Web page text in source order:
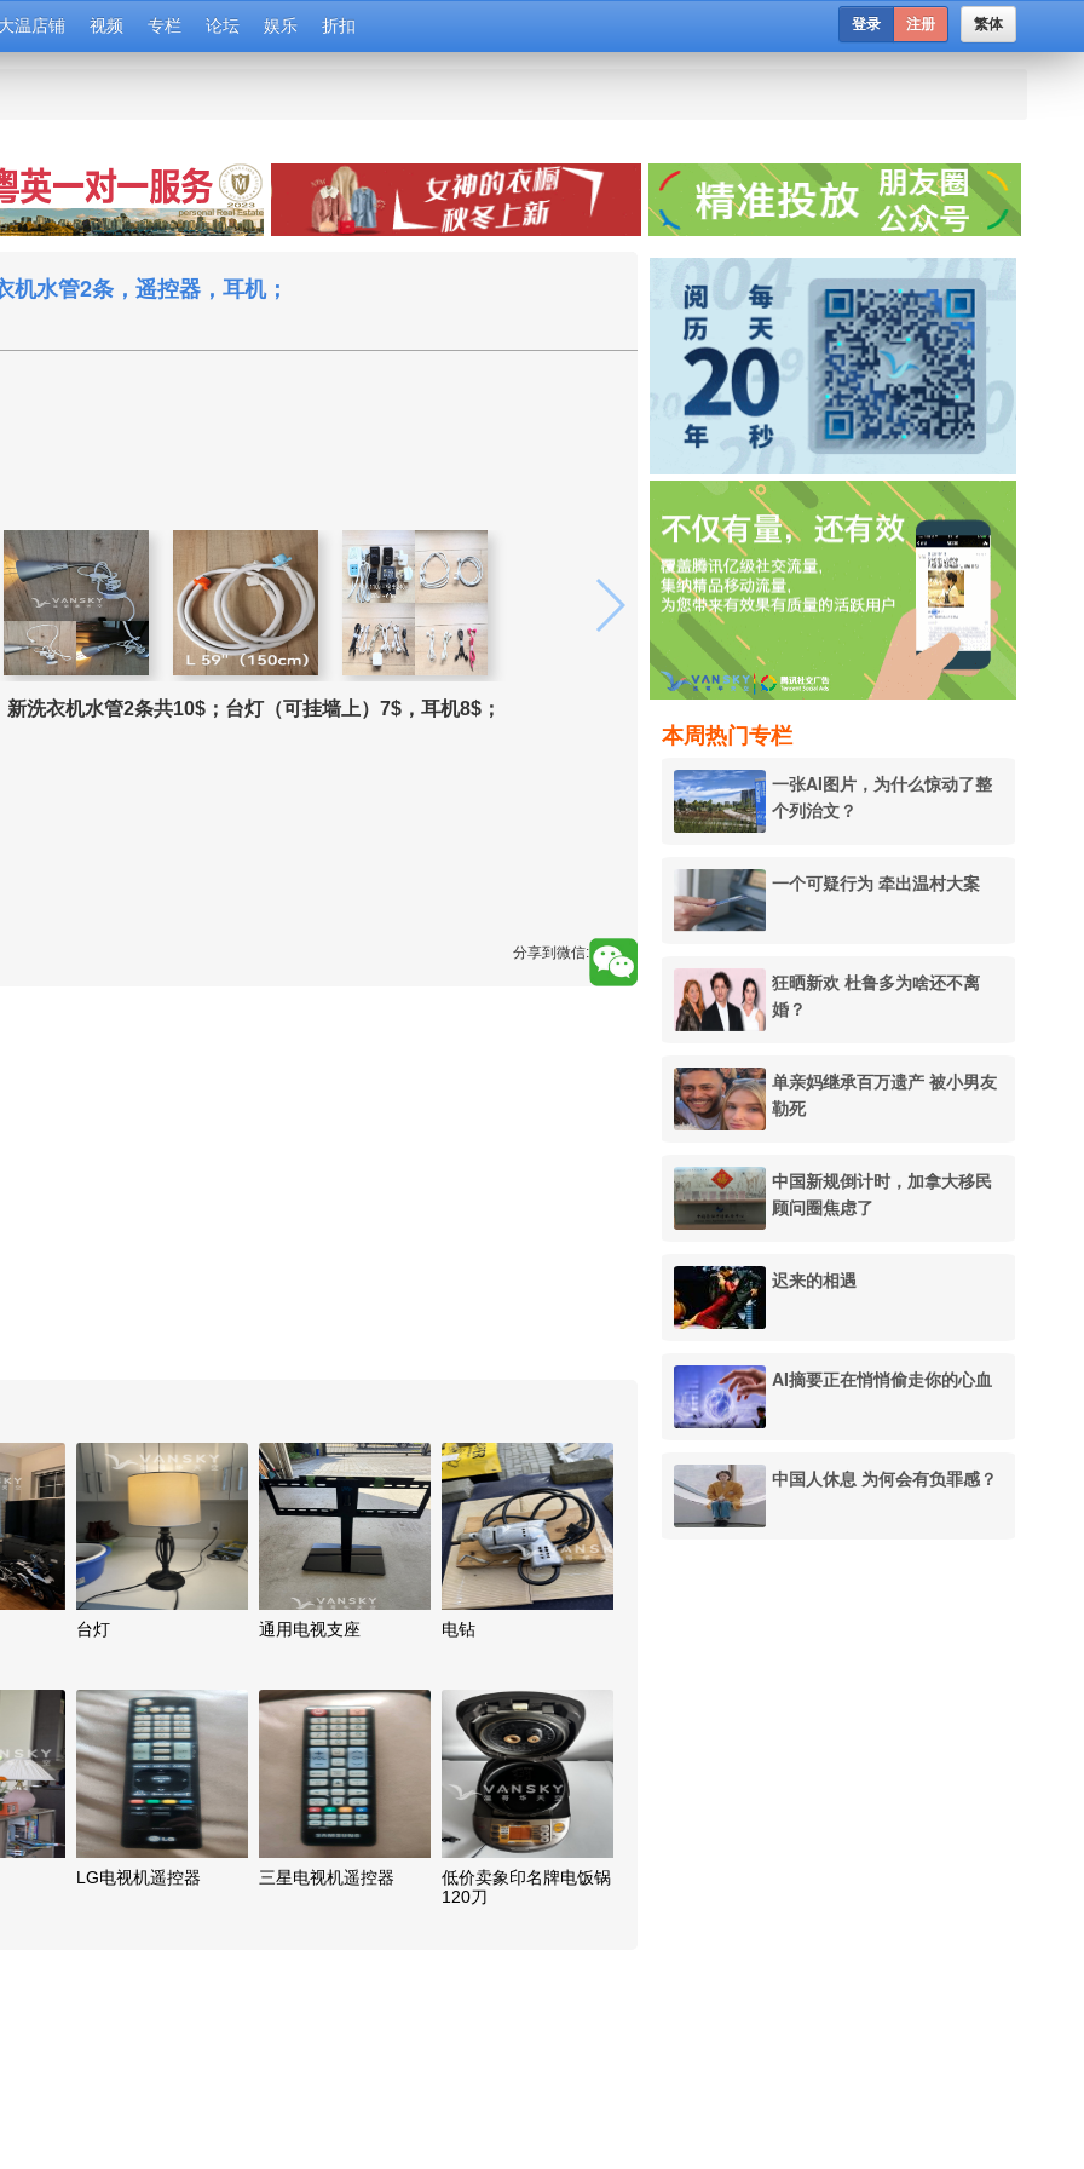
温店铺 视频 专栏 论坛 娱乐 折扣 繁体
登录 注册
本周热门专栏
一张AI图片，为什么惊动了整
个列治文？
一个可疑行为 牵出温村大案
狂晒新欢 杜鲁多为啥还不离
婚？
单亲妈继承百万遗产 被小男友
勒死
中国新规倒计时，加拿大移民
顾问圈焦虑了
迟来的相遇
AI摘要正在悄悄偷走你的心血
中国人休息 为何会有负罪感？
水管2条，遥控器，耳机；
洗衣机水管2条共10$ ；台灯（可挂墙上）7$，耳机8$；
分享到微信:
台灯 通用电视支座 电钻
LG电视机遥控器 三星电视机遥控器
低价卖象印名牌电饭锅
120刀